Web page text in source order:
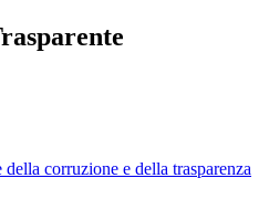
corruzione e della trasparenza